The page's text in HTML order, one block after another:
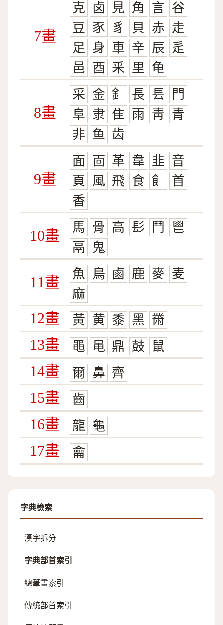
7畫
克 卤 見 角 言 谷
豆 豕 豸 貝 赤 走
足
身 車 辛 辰 辵
邑 酉 釆 里 龟
8畫
采 金 釒 長 镸
門
阜 隶 隹 雨 靑 青
非 鱼 齿
9畫
面 靣 革 韋 韭 音
頁
風 飛 食 飠
首
香
10畫 馬 骨 高 髟 鬥
鬯
鬲
鬼
11畫 魚 鳥 鹵 鹿 麥 麦
麻
12畫 黃 黄 黍 黑 黹
13畫 黽 黾 鼎 鼓 鼠
14畫 爾 鼻 齊
15畫 齒
16畫 龍 龜
17畫 龠
字典檢索
漢字拆分
字典部首索引
總筆畫索引
傳統部首索引